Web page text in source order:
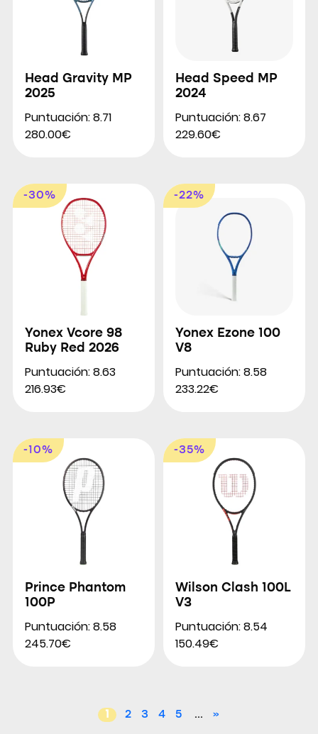
Head Gravity MP
2025
Puntuación: 8.71
280.00€
Head Speed MP
2024
Puntuación: 8.67
229.60€
-30%
Yonex Vcore 98
Ruby Red 2026
Puntuación: 8.63
216.93€
-22%
Yonex Ezone 100
V8
Puntuación: 8.58
233.22€
-10%
Prince Phantom
100P
Puntuación: 8.58
245.70€
-35%
Wilson Clash 100L
V3
Puntuación: 8.54
150.49€
1 2 3 4 5 ... »